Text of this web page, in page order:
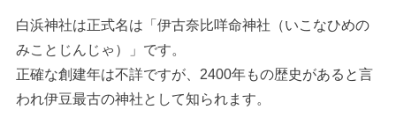
白浜神社は正式名は「伊古奈比咩命神社（いこなひめの
みことじんじゃ）」です。
正確な創建年は不詳ですが、2400年もの歴史があると言
われ伊豆最古の神社として知られます。